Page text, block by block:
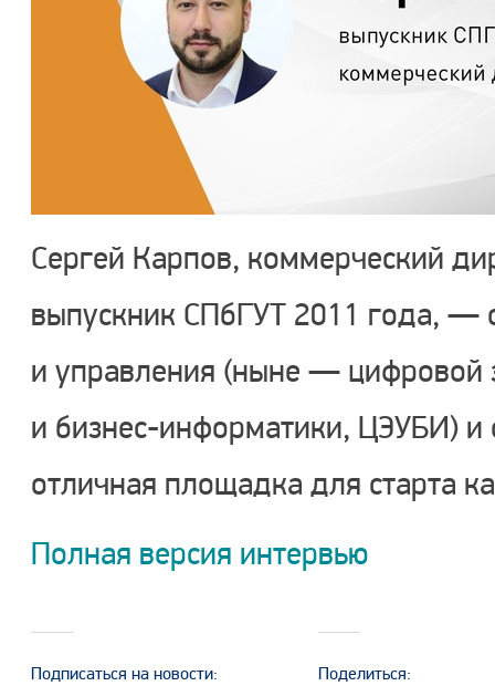
Сергей Карпов, коммерческий
выпускник СПбГУТ 2011 года, —
и управления (ныне — цифровой
и бизнес-информатики, ЦЭУБИ)
отличная площадка для старта
Полная версия интервью
Подписаться на новости: Поделиться: